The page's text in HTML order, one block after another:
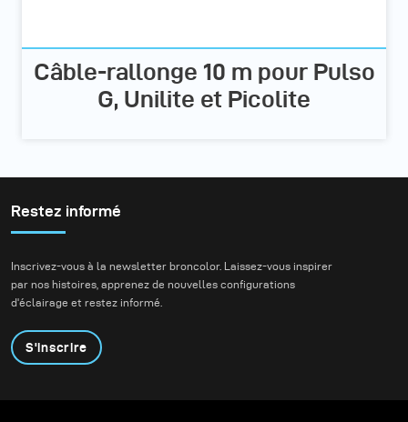
Câble-rallonge 10 m pour Pulso
G, Unilite et Picolite
Restez informé
Inscrivez-vous à la newsletter broncolor. Laissez-vous inspirer
par nos histoires, apprenez de nouvelles configurations
d'éclairage et restez informé.
S'inscrire